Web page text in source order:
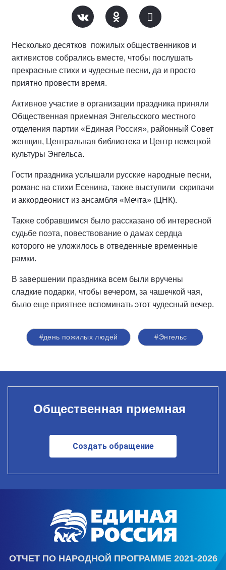
Несколько десятков пожилых общественников и
активистов собрались вместе, чтобы послушать
прекрасные стихи и чудесные песни, да и просто
приятно провести время.
Активное участие в организации праздника приняли
Общественная приемная Энгельсского местного
отделения партии «Единая Россия», районный Совет
женщин, Центральная библиотека и Центр немецкой
культуры Энгельса.
Гости праздника услышали русские народные песни,
романс на стихи Есенина, также выступили скрипачи
и аккордеонист из ансамбля «Мечта» (ЦНК).
Также собравшимся было рассказано об интересной
судьбе поэта, повествование о дамах сердца
которого не уложилось в отведенные временные
рамки.
В завершении праздника всем были вручены
сладкие подарки, чтобы вечером, за чашечкой чая,
было еще приятнее вспоминать этот чудесный вечер.
#день пожилых людей #Энгельс
Общественная приемная
Создать обращение
ОТЧЕТ ПО НАРОДНОЙ ПРОГРАММЕ 2021-2026